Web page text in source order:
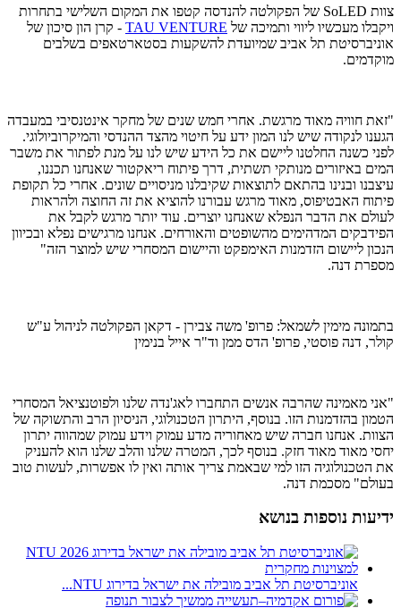
צוות SoLED של הפקולטה להנדסה קטפו את המקום השלישי בתחרות
ויקבלו מעכשיו ליווי ותמיכה של TAU VENTURE - קרן הון סיכון של
אוניברסיטת תל אביב שמיועדת להשקעות בסטארטאפים בשלבים
מוקדמים.
"זאת חוויה מאוד מרגשת. אחרי חמש שנים של מחקר אינטנסיבי במעבדה
הגענו לנקודה שיש לנו המון ידע על חיטוי מהצד ההנדסי והמיקרוביולוגי.
לפני כשנה החלטנו ליישם את כל הידע שיש לנו על מנת לפתור את משבר
המים באיזורים מנותקי תשתית, דרך פיתוח ריאקטור שאנחנו תכננו,
עיצבנו ובנינו בהתאם לתוצאות שקיבלנו מניסויים שונים. אחרי כל תקופת
פיתוח האבטיפוס, מאוד מרגש עבורנו להוציא את זה החוצה ולהראות
לעולם את הדבר הנפלא שאנחנו יוצרים. עוד יותר מרגש לקבל את
הפידבקים המדהימים מהשופטים והאורחים. אנחנו מרגישים נפלא ובכיוון
הנכון ליישום הזדמנות האימפקט והיישום המסחרי שיש למוצר הזה"
מספרת דנה.
בתמונה מימין לשמאל: פרופ' משה צבירן - דקאן הפקולטה לניהול ע"ש
קולר, דנה פוסטי, פרופ' הדס ממן וד"ר אייל בנימין
"אני מאמינה שהרבה אנשים התחברו לאג'נדה שלנו ולפוטנציאל המסחרי
הטמון בהזדמנות הזו. בנוסף, היתרון הטכנולוגי, הניסיון הרב והתשוקה של
הצוות. אנחנו חברה שיש מאחוריה מדע עמוק וידע עמוק שמהווה יתרון
יחסי מאוד מאוד חזק. בנוסף לכך, המטרה שלנו והלב שלנו הוא להעניק
את הטכנולוגיה הזו למי שבאמת צריך אותה ואין לו אפשרות, לעשות טוב
בעולם" מסכמת דנה.
ידיעות נוספות בנושא
אוניברסיטת תל אביב מובילה את ישראל בדירוג NTU...